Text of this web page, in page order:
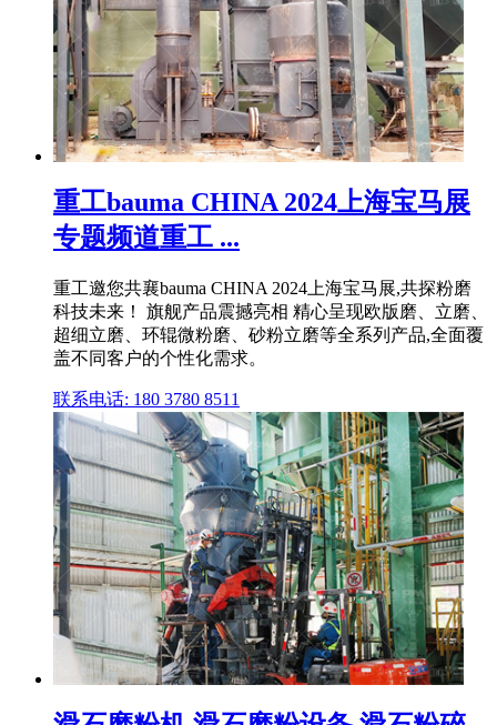
重工bauma CHINA 2024上海宝马展
专题频道重工 ...
重工邀您共襄bauma CHINA 2024上海宝马展,共探粉磨
科技未来！ 旗舰产品震撼亮相 精心呈现欧版磨、立磨、
超细立磨、环辊微粉磨、砂粉立磨等全系列产品,全面覆
盖不同客户的个性化需求。
联系电话: 180 3780 8511